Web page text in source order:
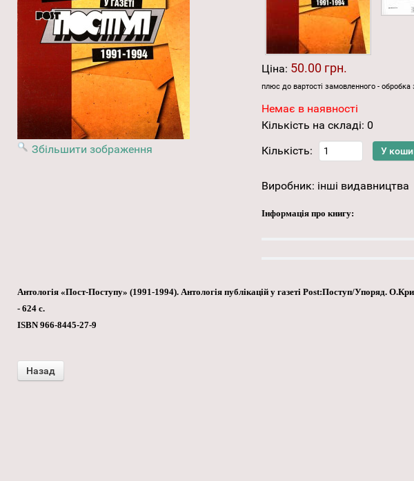
Збільшити зображення
Ціна: 50.00 грн.
плюс до вартості замовленного -
Немає в наявності
Кількість на складі: 0
Кількість:
Виробник: інші видавництва
Інформація про книгу:
Антологія «Пост-Поступу» (1991-1994). Антологія публікацій у газеті Post:Поступ/Упоряд.
- 624 с.
ISBN 966-8445-27-9